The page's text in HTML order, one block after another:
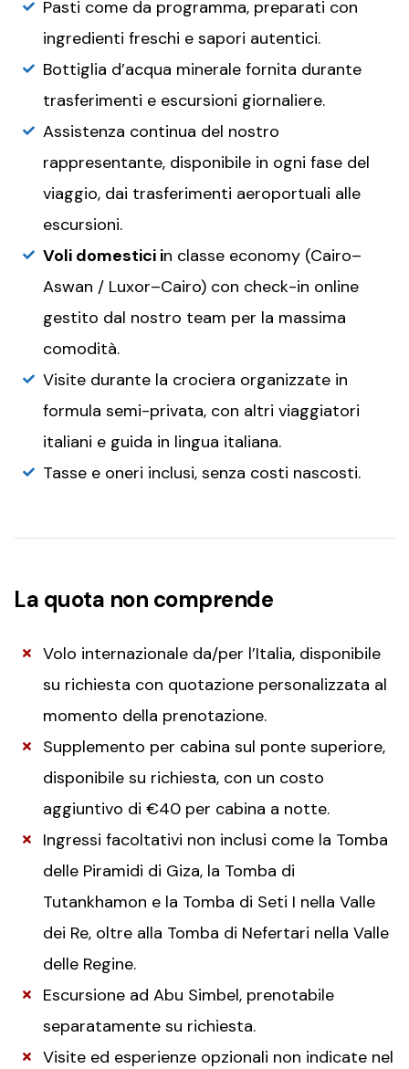
Pasti come da programma, preparati con
ingredienti freschi e sapori autentici.
Bottiglia d’acqua minerale fornita durante
trasferimenti e escursioni giornaliere.
Assistenza continua del nostro
rappresentante, disponibile in ogni fase del
viaggio, dai trasferimenti aeroportuali alle
escursioni.
Voli domestici in classe economy (Cairo–
Aswan / Luxor–Cairo) con check-in online
gestito dal nostro team per la massima
comodità.
Visite durante la crociera organizzate in
formula semi-privata, con altri viaggiatori
italiani e guida in lingua italiana.
Tasse e oneri inclusi, senza costi nascosti.
La quota non comprende
Volo internazionale da/per l’Italia, disponibile
su richiesta con quotazione personalizzata al
momento della prenotazione.
Supplemento per cabina sul ponte superiore,
disponibile su richiesta, con un costo
aggiuntivo di €40 per cabina a notte.
Ingressi facoltativi non inclusi come la Tomba
delle Piramidi di Giza, la Tomba di
Tutankhamon e la Tomba di Seti I nella Valle
dei Re, oltre alla Tomba di Nefertari nella Valle
delle Regine.
Escursione ad Abu Simbel, prenotabile
separatamente su richiesta.
Visite ed esperienze opzionali non indicate nel